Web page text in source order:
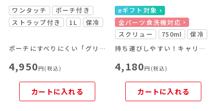
ワンタッチ
ポーチ付き
ストラップ付き
1L 保冷
ポーチにすべりにくい「グリップサポート」を採用！さらに飲みやすくなりました。
4,950円(税込)
カートに入れる
eギフト対象
全パーツ食洗機対応
スクリュー
750ml
保冷
持ち運びしやすい！キャリーループ付きのスポーツボトル
4,180円(税込)
カートに入れる